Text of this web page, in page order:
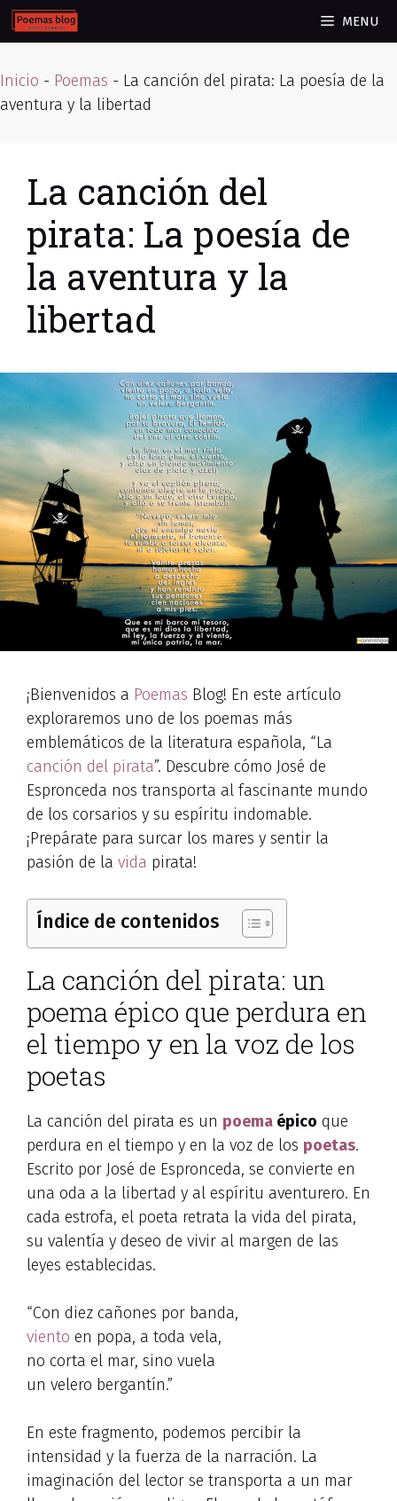
Skip
to
MENU
Inicio - Poemas - La canción del pirata: La poesía de la
aventura y la libertad
La canción del
pirata: La poesía de
la aventura y la
libertad
¡Bienvenidos a Poemas Blog! En este artículo
exploraremos uno de los poemas más
emblemáticos de la literatura española, “La
canción del pirata”. Descubre cómo José de
Espronceda nos transporta al fascinante mundo
de los corsarios y su espíritu indomable.
¡Prepárate para surcar los mares y sentir la
pasión de la vida pirata!
Índice de contenidos
La canción del pirata: un
poema épico que perdura en
el tiempo y en la voz de los
poetas
La canción del pirata es un poema épico que
perdura en el tiempo y en la voz de los poetas.
Escrito por José de Espronceda, se convierte en
una oda a la libertad y al espíritu aventurero. En
cada estrofa, el poeta retrata la vida del pirata,
su valentía y deseo de vivir al margen de las
leyes establecidas.
“Con diez cañones por banda,
viento en popa, a toda vela,
no corta el mar, sino vuela
un velero bergantín.”
En este fragmento, podemos percibir la
intensidad y la fuerza de la narración. La
imaginación del lector se transporta a un mar